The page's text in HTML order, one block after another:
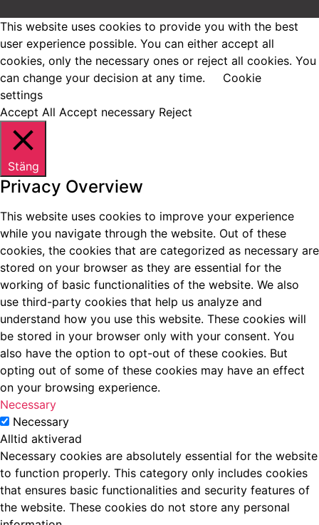
This website uses cookies to provide you with the best
user experience possible. You can either accept all
cookies, only the necessary ones or reject all cookies. You
can change your decision at any time.
Cookie
settings
Accept All Accept necessary Reject
Stäng
Privacy Overview
This website uses cookies to improve your experience
while you navigate through the website. Out of these
cookies, the cookies that are categorized as necessary are
stored on your browser as they are essential for the
working of basic functionalities of the website. We also
use third-party cookies that help us analyze and
understand how you use this website. These cookies will
be stored in your browser only with your consent. You
also have the option to opt-out of these cookies. But
opting out of some of these cookies may have an effect
on your browsing experience.
Necessary
Necessary
Alltid aktiverad
Necessary cookies are absolutely essential for the website
to function properly. This category only includes cookies
that ensures basic functionalities and security features of
the website. These cookies do not store any personal